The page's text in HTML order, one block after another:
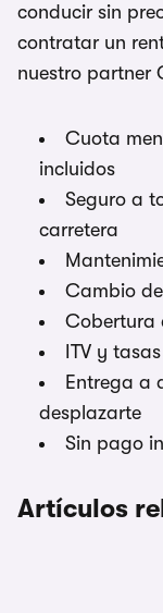
conducir sin
contratar un
nuestro partner
Cuota
incluidos
Seguro a
carretera
Cambio
Cobertura
ITV y
Entrega a
desplazarte
Sin pago
Artículos